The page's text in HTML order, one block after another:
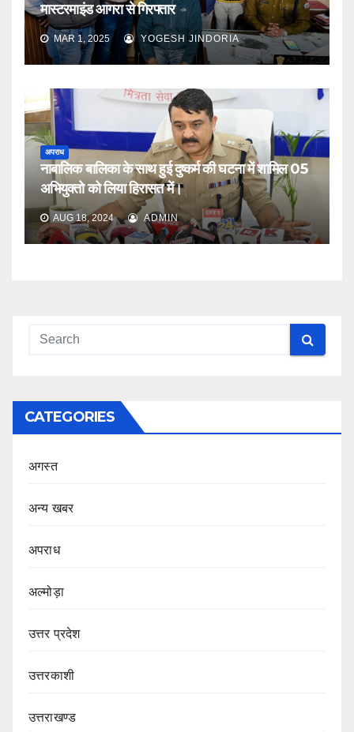
मास्टरमाइंड आगरा से गिरफ्तार
MAR 1, 2025 YOGESH JINDORIA
अपराध
नाबालिक बालिका के साथ हुई दुष्कर्म की घटना में शामिल 05
अभियुक्तो को लिया हिरासत में।
AUG 18, 2024 ADMIN
CATEGORIES
अगस्त
अन्य खबर
अपराध
अल्मोड़ा
उत्तर प्रदेश
उत्तरकाशी
उत्तराखण्ड